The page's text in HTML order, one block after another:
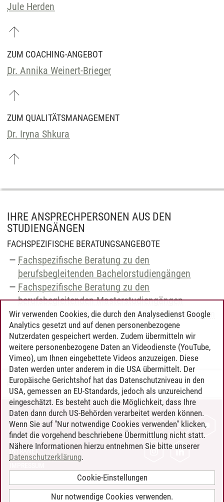
Jule Herden
ZUM COACHING-ANGEBOT
Dr. Annika Weinert-Brieger
ZUM QUALITÄTSMANAGEMENT
Dr. Iryna Shkura
IHRE ANSPRECHPERSONEN AUS DEN
STUDIENGÄNGEN
FACHSPEZIFISCHE BERATUNGSANGEBOTE
Fachspezifische Beratung zu den
berufsbegleitenden Bachelorstudiengängen
Fachspezifische Beratung zu den
berufsbegleitenden Masterstudiengängen
Fachspezifische Beratung zum Zertifikatsstudium
Professional School/05.05.2025
KONTAKT
LEUPHANA ALS ARBEITGEBER
INTRANET
BARRIEREFREIHEIT
Wir verwenden Cookies, die durch den Analysedienst Google
Analytics gesetzt und auf denen personenbezogene
Nutzerdaten gespeichert werden. Zudem übermitteln wir
weitere personenbezogene Daten an Videodienste (YouTube,
Vimeo), um Ihnen eingebettete Videos anzuzeigen. Diese
Daten werden unter anderem in die USA übermittelt. Der
Europäische Gerichtshof hat das Datenschutzniveau in den
USA, gemessen an EU-Standards, jedoch als unzureichend
eingeschätzt. Es besteht auch die Möglichkeit, dass Ihre
Daten dann durch US-Behörden verarbeitet werden können.
Wenn Sie auf "Nur notwendige Cookies verwenden" klicken,
findet die vorgehend beschriebene Übermittlung nicht statt.
Nähere Informationen hierzu entnehmen Sie bitte unserer
Datenschutzerklärung.
Cookie-Einstellungen
Nur notwendige Cookies verwenden.